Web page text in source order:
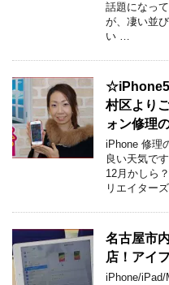
話題になっ
が、凄い並
い …
村区より
ォン修理
iPhone 修理
良い天気で
12月かしら
リエイター
名古屋市
店！アイ
iPhone/iPad/